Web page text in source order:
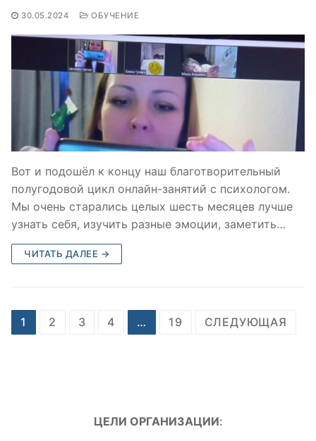
30.05.2024 ОБУЧЕНИЕ
Вот и подошёл к концу наш благотворительный
полугодовой цикл онлайн-занятий с психологом.
Мы очень старались целых шесть месяцев лучше
узнать себя, изучить разные эмоции, заметить…
ЧИТАТЬ ДАЛЕЕ →
Пагинация
1 2 3 4 … 19 СЛЕДУЮЩАЯ
ЦЕЛИ ОРГАНИЗАЦИИ: